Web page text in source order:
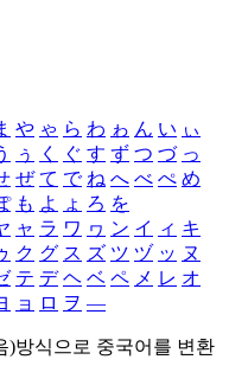
や ゃ ら わ ゎ ん い ぃ
ぅ く ぐ す ず つ づ っ
ぜ て で ね へ べ ぺ め
も よ ょ ろ を
ャ ラ ワ ヮ ン イ ィ キ
ク グ ス ズ ツ ヅ ッ ヌ
テ デ ヘ ベ ペ メ レ オ
ョ ロ ヲ ―
)방식으로 중국어를 변환